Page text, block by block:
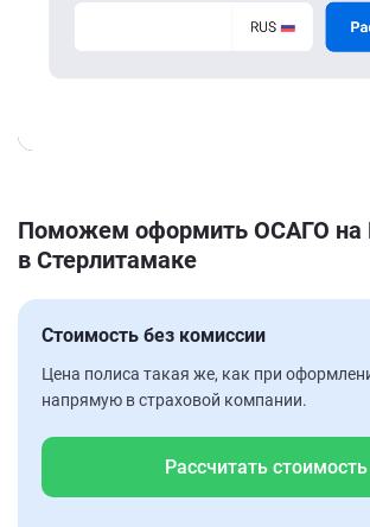
Поможем оформить ОСАГО на
в Стерлитамаке
Стоимость без комиссии
Цена полиса такая же, как при
напрямую в страховой компании.
Рассчитать стоимость